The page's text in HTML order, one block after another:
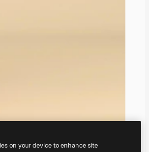
on your device to enhance site